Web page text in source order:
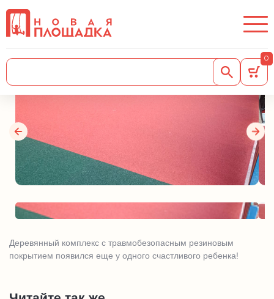
0
Частное подворье на
черноморском побережье!
24.07.2023
Деревянный комплекс с травмобезопасным резиновым
покрытием появился еще у одного счастливого ребенка!